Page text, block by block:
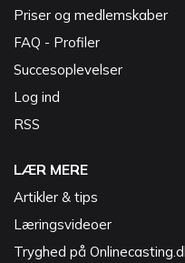
Priser og medlemskaber
FAQ - Profiler
Succesoplevelser
Log ind
RSS
LÆR MERE
Artikler & tips
Læringsvideoer
Tryghed på